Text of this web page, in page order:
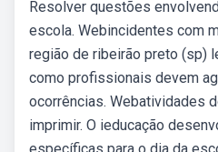
Resolver questões
escola. Webincidentes com
região de ribeirão preto (sp)
como profissionais devem
ocorrências. Webatividades
imprimir. O ieducação